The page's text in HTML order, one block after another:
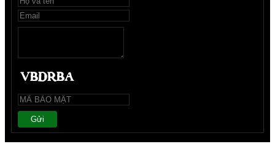
Gửi